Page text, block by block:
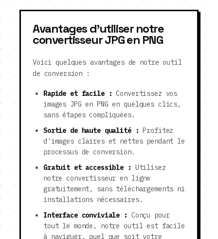
Avantages d'utiliser notre
convertisseur JPG en PNG
Voici quelques avantages de notre outil
de conversion :
Rapide et facile : Convertissez vos
images JPG en PNG en quelques clics,
sans étapes compliquées.
Sortie de haute qualité : Profitez
d'images claires et nettes pendant le
processus de conversion.
Gratuit et accessible : Utilisez
notre convertisseur en ligne
gratuitement, sans téléchargements ni
installations nécessaires.
Interface conviviale : Conçu pour
tout le monde, notre outil est facile
à naviguer, quel que soit votre